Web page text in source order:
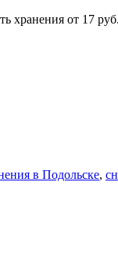
хранения от 17
в Подольске,